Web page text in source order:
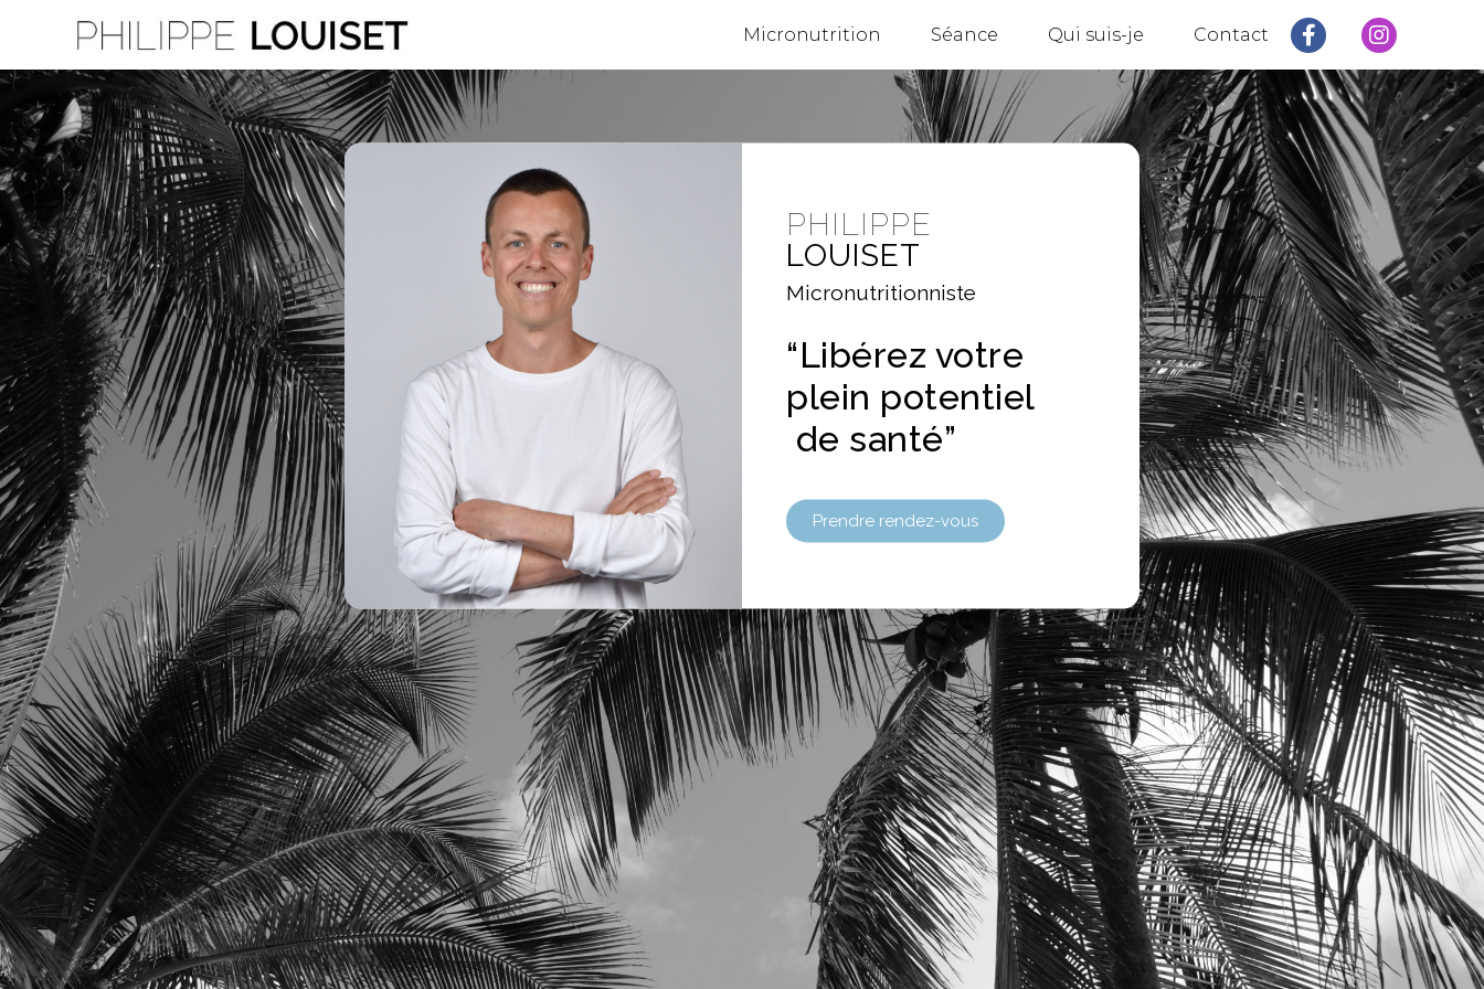
Micronutrition Séance Qui suis-je Contact
PHILIPPE
LOUISET
Micronutritionniste
“Libérez votre
plein potentiel
de santé”
Prendre rendez-vous